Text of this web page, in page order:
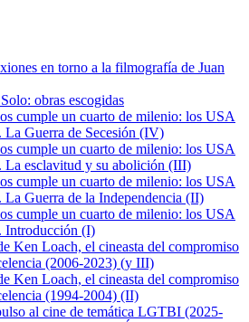
en torno a la filmografía de Juan
obras escogidas
cumple un cuarto de milenio: los USA
La Guerra de Secesión (IV)
cumple un cuarto de milenio: los USA
La esclavitud y su abolición (III)
cumple un cuarto de milenio: los USA
La Guerra de la Independencia (II)
cumple un cuarto de milenio: los USA
Introducción (I)
Ken Loach, el cineasta del compromiso
(2006-2023) (y III)
Ken Loach, el cineasta del compromiso
(1994-2004) (II)
al cine de temática LGTBI (2025-